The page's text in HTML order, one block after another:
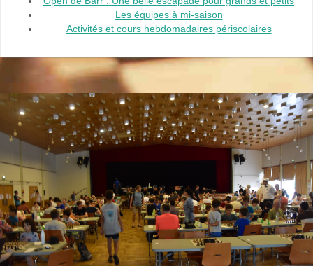
Les équipes à mi-saison
Activités et cours hebdomadaires périscolaires